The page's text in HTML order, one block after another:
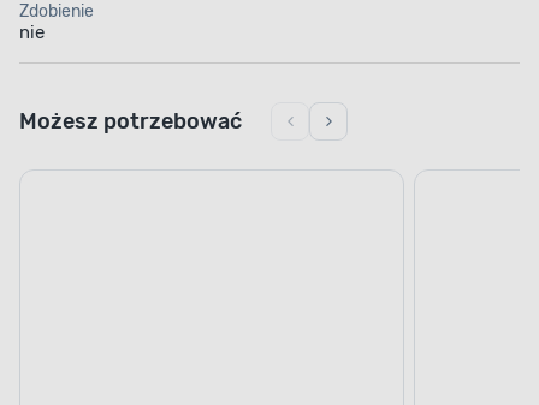
Zdobienie
nie
Możesz potrzebować